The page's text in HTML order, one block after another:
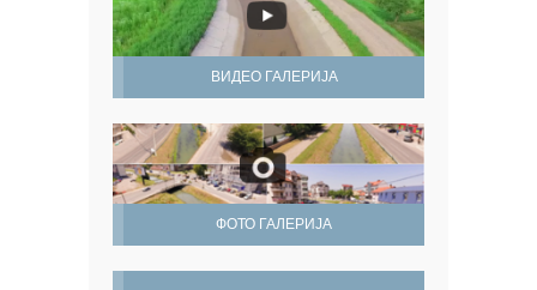
ВИДЕО ГАЛЕРИЈА
ФОТО ГАЛЕРИЈА